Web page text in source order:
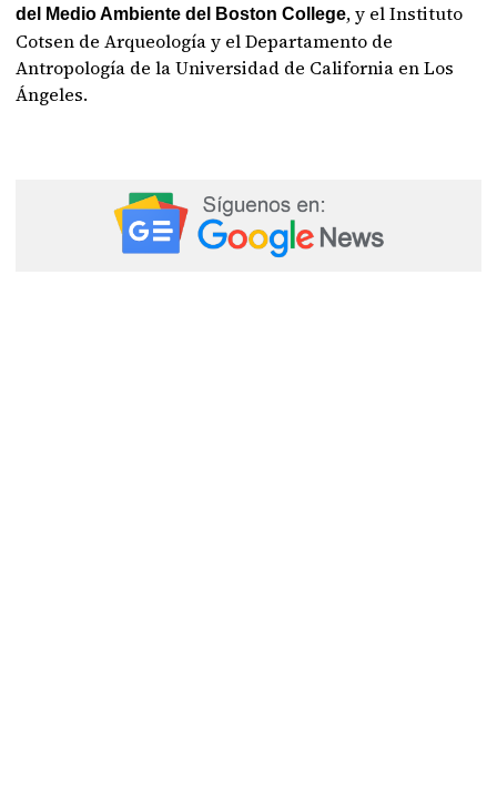
del Medio Ambiente del Boston College, y el Instituto
Cotsen de Arqueología y el Departamento de
Antropología de la Universidad de California en Los
Ángeles.